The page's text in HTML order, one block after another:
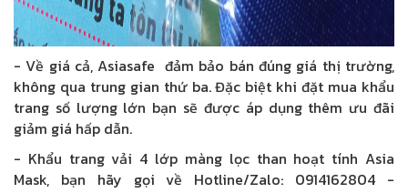
- Về giá cả, Asiasafe đảm bảo bán đúng giá thị trường,
không qua trung gian thứ ba. Đặc biệt khi đặt mua khẩu
trang số lượng lớn bạn sẽ được áp dụng thêm ưu đãi
giảm giá hấp dẫn.
- Khẩu trang vải 4 lớp màng lọc than hoạt tính Asia
Mask, bạn hãy gọi về Hotline/Zalo: 0914162804 -